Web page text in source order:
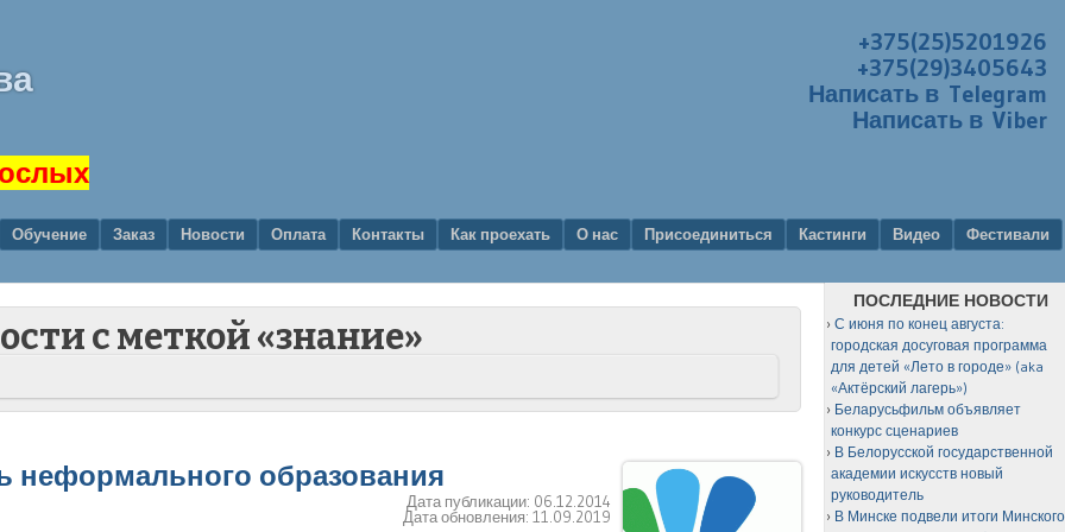
+375(25)5201926
+375(29)3405643
Написать в Telegram
Написать в Viber
Обучение Заказ Новости Оплата Контакты Как проехать О нас Присоединиться Кастинги Видео
Фестивали
с меткой «знание»
неформального образования
Дата публикации: 06.12.2014
Дата обновления:11.09.2019
ПОСЛЕДНИЕ НОВОСТИ
С июня по конец августа:
городская досуговая программа
для детей «Лето в городе» (aka
«Актёрский лагерь»)
Беларусьфильм объявляет
конкурс сценариев
В Белорусской государственной
академии искусств новый
руководитель
В Минске подвели итоги Минского